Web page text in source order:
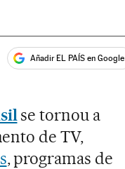
Añadir EL PAÍS en Google
se tornou a
de TV,
, programas de